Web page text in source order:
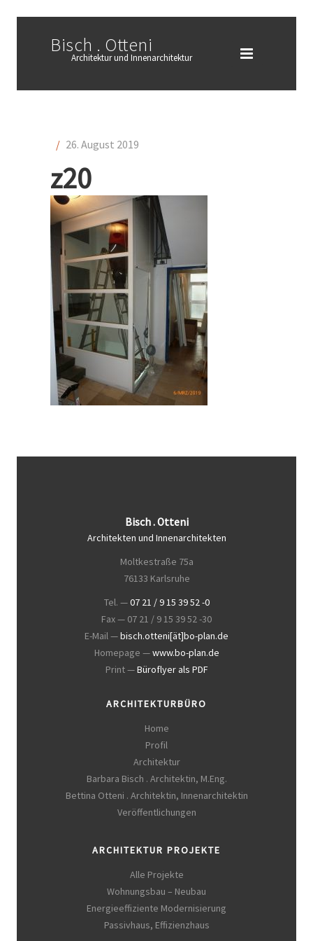
Bisch . Otteni
Architektur und Innenarchitektur
/ 26. August 2019
z20
Bisch . Otteni
Architekten und Innenarchitekten
Moltkestraße 75a
76133 Karlsruhe
Tel. —07 21 / 9 15 39 52 -0
Fax — 07 21 / 9 15 39 52 -30
E-Mail —bisch.otteni[ät]bo-plan.de
Homepage —www.bo-plan.de
Print —Büroflyer als PDF
ARCHITEKTURBÜRO
Home
Profil
Architektur
Barbara Bisch . Architektin, M.Eng.
Bettina Otteni . Architektin, Innenarchitektin
Veröffentlichungen
ARCHITEKTUR PROJEKTE
Alle Projekte
Wohnungsbau – Neubau
Energieeffiziente Modernisierung
Passivhaus, Effizienzhaus